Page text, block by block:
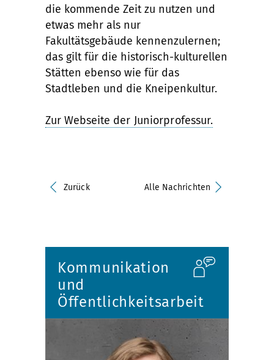
die kommende Zeit zu nutzen und
etwas mehr als nur
Fakultätsgebäude kennenzulernen;
das gilt für die historisch-kulturellen
Stätten ebenso wie für das
Stadtleben und die Kneipenkultur.
Zur Webseite der Juniorprofessur.
Zurück Alle Nachrichten
Kommunikation
und
Öffentlichkeitsarbeit